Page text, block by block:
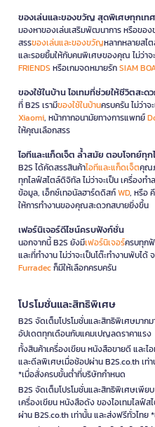
ของเล่นและของขวัญ สุดพิเศษทุกเท
มองหาของเล่นเสริมพัฒนาการ หรือขอ
สรรของเล่นและของขวัญหลากหลายสไ
และรอยยิ้มให้กับคนพิเศษของคุณ ไม่ว่าจ
FRIENDS หรือเกมจดหมายรักSIAM
ของใช้ในบ้าน ไอเทมที่ช่วยให้ชีวิตสะ
ที่ B2S เรามีของใช้ในบ้านครบครัน ไม่ว่าจ
Xiaomi, หน้ากากอนามัยทางการแพทย์
ให้คุณเลือกสรร
ไอทีและแก็ดเจ็ต ล้ำสมัย ตอบโจทย์ทุ
B2S ได้คัดสรรสินค้าไอทีและแก็ดเจ็ตคุณ
ทุกไลฟ์สไตล์ดิจิทัล ไม่ว่าจะเป็น เครื่องทำ
ข้อมูล, เอ็กซ์เทอนัลฮาร์ดดิสก์WD, หรือ
ให้การทำงานของคุณสะดวกสบายยิ่งขึ้น
เฟอร์นิเจอร์ดีไซน์ครบฟังก์ชั่น
นอกจากนี้ B2S ยังมีเฟอร์นิเจอร์ครบทุก
และที่ทำงาน ไม่ว่าจะเป็นโต๊ะทำงานพับได้
Furradecก็มีให้เลือกครบครัน
โปรโมชั่นและสิทธิพิเศษ
B2S จัดเต็มโปรโมชั่นและสิทธิพิเศษมาก
อัปเดตทุกเดือนกับแคมเปญลดราคาแรง
ทั้งสินค้าเครื่องเขียน หนังสือขายดี และ
และดีลพิเศษเมื่อช้อปผ่าน B2S.co.th เท่
*เมื่อสั่งครบขั้นต่ำที่บริษัทกำหนด
B2S จัดเต็มโปรโมชั่นและสิทธิพิเศษเพี
เครื่องเขียน หนังสือดัง ของไอเทมไล
ผ่าน B2S.co.th เท่านั้น และส่งฟรีทั่วไท